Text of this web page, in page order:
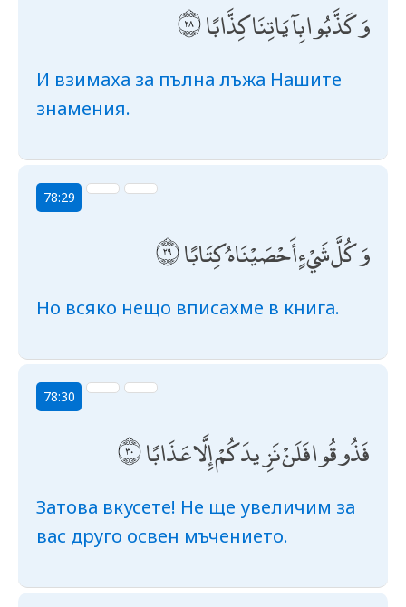
وَكَذَّبُوا بِآيَاتِنَا كِذَّابًا
И взимаха за пълна лъжа Нашите
знамения.
78:29
وَكُلَّ شَيْءٍ أَحْصَيْنَاهُ كِتَابًا
Но всяко нещо вписахме в книга.
78:30
فَذُوقُوا فَلَنْ نَزِيدَكُمْ إِلَّا عَذَابًا
Затова вкусете! Не ще увеличим за
вас друго освен мъчението.